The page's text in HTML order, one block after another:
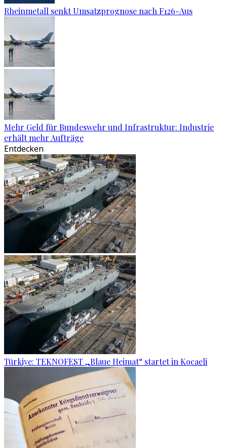
Rheinmetall senkt Umsatzprognose nach F126-Aus
Mehr Geld für Bundeswehr und Infrastruktur: Industrie
erhält mehr Aufträge
Entdecken
Türkiye: TEKNOFEST „Blaue Heimat“ startet in Kocaeli